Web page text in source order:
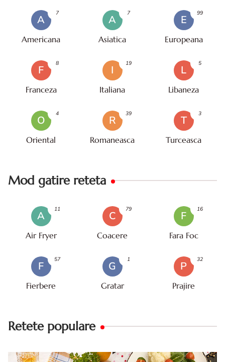
A
Americana
7
A
Asiatica
7
E
Europeana
99
F
Franceza
8
I
Italiana
19
L
Libaneza
5
O
Oriental
4
R
Romaneasca
39
T
Turceasca
3
Mod gatire reteta
A
Air Fryer
11
C
Coacere
79
F
Fara Foc
16
F
Fierbere
57
G
Gratar
1
P
Prajire
32
Retete populare